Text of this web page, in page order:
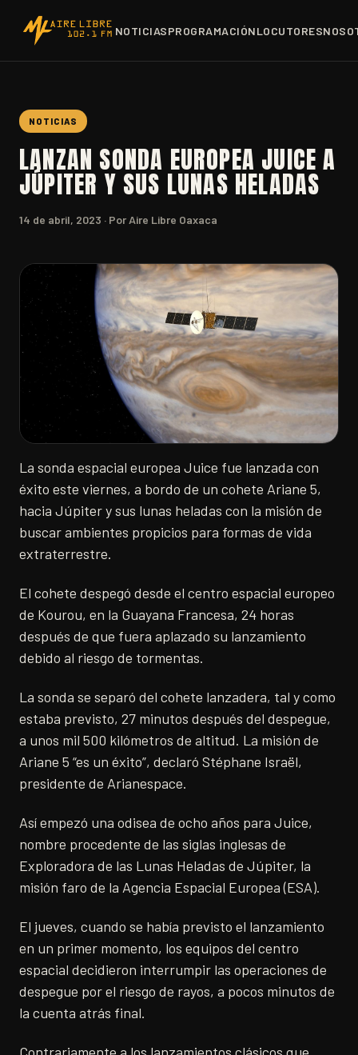
NOTICIASPROGRAMACIÓNLOCUTORES
NOTICIAS
LANZAN SONDA EUROPEA JUICE A
JÚPITER Y SUS LUNAS HELADAS
14 de abril, 2023 · Por Aire Libre Oaxaca
La sonda espacial europea Juice fue lanzada con
éxito este viernes, a bordo de un cohete Ariane 5,
hacia Júpiter y sus lunas heladas con la misión de
buscar ambientes propicios para formas de vida
extraterrestre.
El cohete despegó desde el centro espacial europeo
de Kourou, en la Guayana Francesa, 24 horas
después de que fuera aplazado su lanzamiento
debido al riesgo de tormentas.
La sonda se separó del cohete lanzadera, tal y como
estaba previsto, 27 minutos después del despegue,
a unos mil 500 kilómetros de altitud. La misión de
Ariane 5 “es un éxito”, declaró Stéphane Israël,
presidente de Arianespace.
Así empezó una odisea de ocho años para Juice,
nombre procedente de las siglas inglesas de
Exploradora de las Lunas Heladas de Júpiter, la
misión faro de la Agencia Espacial Europea (ESA).
El jueves, cuando se había previsto el lanzamiento
en un primer momento, los equipos del centro
espacial decidieron interrumpir las operaciones de
despegue por el riesgo de rayos, a pocos minutos de
la cuenta atrás final.